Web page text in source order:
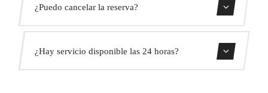
conductor ajustará automáticamente la hora de recogida
sin coste adicional.
¿Puedo cancelar la reserva?
recogida.
¿Hay servicio disponible las 24 horas?